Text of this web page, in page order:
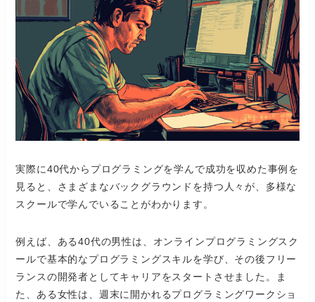
実際に40代からプログラミングを学んで成功を収めた事例を
見ると、さまざまなバックグラウンドを持つ人々が、多様な
スクールで学んでいることがわかります。
例えば、ある40代の男性は、オンラインプログラミングスク
ールで基本的なプログラミングスキルを学び、その後フリー
ランスの開発者としてキャリアをスタートさせました。ま
た、ある女性は、週末に開かれるプログラミングワークショ